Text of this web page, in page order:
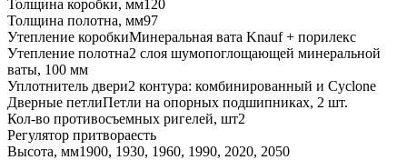
Толщина коробки, мм120
Толщина полотна, мм97
Утепление коробкиМинеральная вата Knauf + порилекс
Утепление полотна2 слоя шумопоглощающей минеральной
ваты, 100 мм
Уплотнитель двери2 контура: комбинированный и Cyclone
Дверные петлиПетли на опорных подшипниках, 2 шт.
Кол-во противосъемных ригелей, шт2
Регулятор притвораесть
Высота, мм1900, 1930, 1960, 1990, 2020, 2050